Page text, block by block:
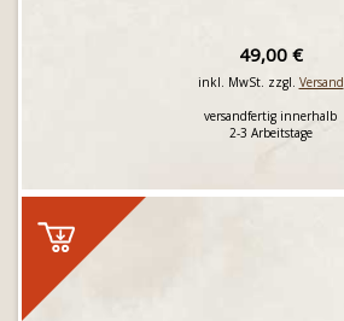
49,00 €
inkl. MwSt. zzgl. Versand
versandfertig innerhalb
2-3 Arbeitstage